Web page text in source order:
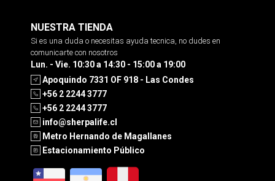
NUESTRA TIENDA
Si es una duda o necesitas ayuda tecnica, no dudes en
comunicarte con nosotros
Lun. - Vie. 10:30 a 14:30 - 15:00 a 19:00
Apoquindo 7331 OF 918 - Las Condes
+56 2 2244 3777
+56 2 2244 3777
info@sherpalife.cl
Metro Hernando de Magallanes
Estacionamiento Público